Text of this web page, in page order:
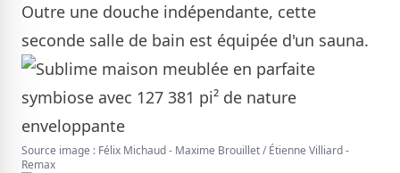
Outre une douche indépendante, cette
seconde salle de bain est équipée d'un sauna.
Source image : Félix Michaud - Maxime Brouillet / Étienne Villiard -
Remax